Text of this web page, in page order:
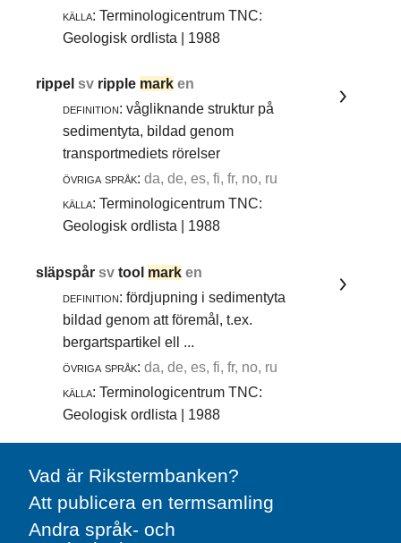
källa: Terminologicentrum TNC:
Geologisk ordlista | 1988
rippelsv ripple mark en
definition: vågliknande struktur på
sedimentyta, bildad genom
transportmediets rörelser
övriga språk: da, de, es, fi, fr, no, ru
källa: Terminologicentrum TNC:
Geologisk ordlista | 1988
släpspårsvtool mark en
definition: fördjupning i sedimentyta
bildad genom att föremål, t.ex.
bergartspartikel ell ...
övriga språk: da, de, es, fi, fr, no, ru
källa: Terminologicentrum TNC:
Geologisk ordlista | 1988
Vad är Rikstermbanken?
Att publicera en termsamling
Andra språk- och